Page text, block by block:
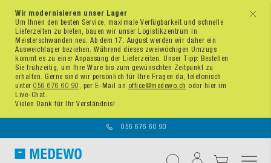
x
Wir modernisieren unser Lager
Um Ihnen den besten Service, maximale Verfügbarkeit und schnelle
Lieferzeiten zu bieten, bauen wir unser Logistikzentrum in
Meisterschwanden neu. Ab dem 17. August werden wir daher ein
Ausweichlager beziehen. Während dieses zweiwöchigen Umzugs
kommt es zu einer Anpassung der Lieferzeiten. Unser Tipp: Bestellen
Sie frühzeitig, um Ihre Ware bis zum gewünschten Zeitpunkt zu
erhalten. Gerne sind wir persönlich für Ihre Fragen da, telefonisch
unter 056 676 60 90 , per E-Mail an office@medewo.ch oder hier im
Live-Chat.
Vielen Dank für Ihr Verständnis!
056 676 60 90